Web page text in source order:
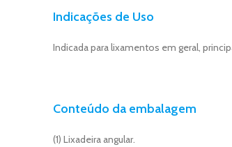
Indicações de Uso
Indicada para lixamentos em geral,
Conteúdo da embalagem
(1) Lixadeira angular.